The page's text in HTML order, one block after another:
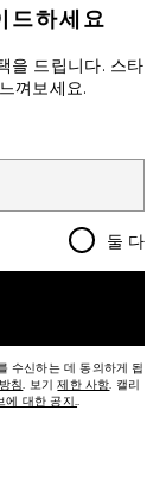
드하세요
을 드립니다. 스타
껴보세요.
둘 다
수신하는 데 동의하게 됩
침. 보기제한 사항. 캘리
에 대한 공지..